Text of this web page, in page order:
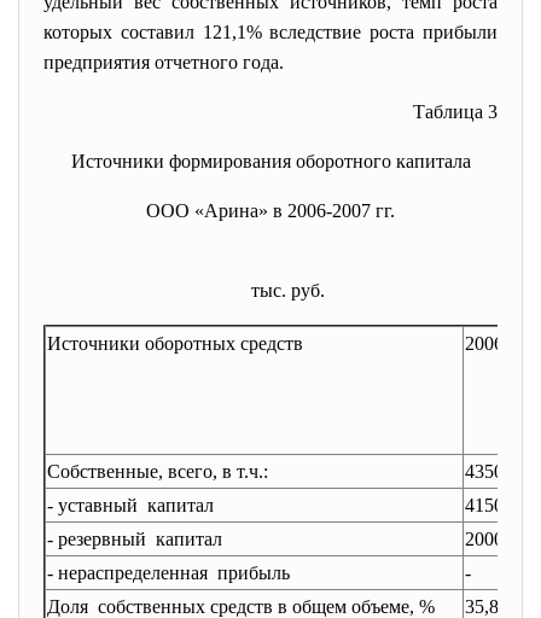
которых составил 121,1% вследствие роста прибыли
предприятия отчетного года.
Таблица 3
Источники формирования оборотного капитала
ООО «Арина» в 2006-2007 гг.
тыс. руб.
Источники оборотных средств 2006
Собственные, всего, в т.ч.: 43505
- уставный капитал
41505
- резервный капитал
2000
- нераспределенная прибыль
-
Доля собственных средств в общем объеме, %
35,8